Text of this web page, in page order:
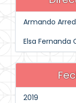
Armando
Elsa Fernanda
2019